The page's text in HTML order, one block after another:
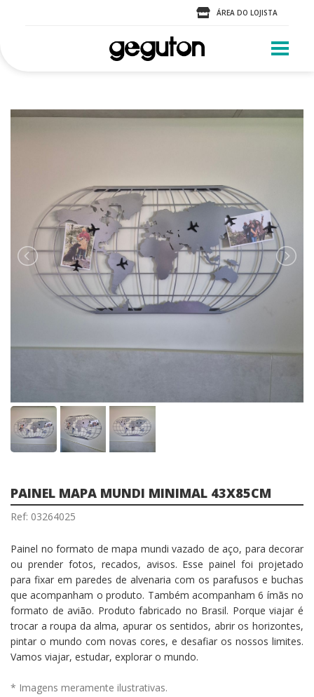
ÁREA DO LOJISTA
PAINEL MAPA MUNDI MINIMAL 43X85CM
Ref: 03264025
Painel no formato de mapa mundi vazado de aço, para decorar
ou prender fotos, recados, avisos. Esse painel foi projetado
para fixar em paredes de alvenaria com os parafusos e buchas
que acompanham o produto. Também acompanham 6 ímãs no
formato de avião. Produto fabricado no Brasil. Porque viajar é
trocar a roupa da alma, apurar os sentidos, abrir os horizontes,
pintar o mundo com novas cores, e desafiar os nossos limites.
Vamos viajar, estudar, explorar o mundo.
* Imagens meramente ilustrativas.